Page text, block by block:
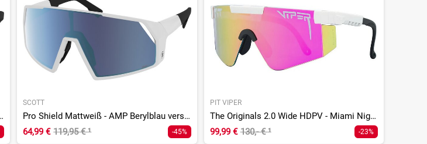
S1-3
SCOTT
Pro Shield Mattweiß - AMP Berylblau verspiegelt S3
64,99 € 119,95 €¹ -45%
PIT VIPER
The Originals 2.0 Wide HDPV - Miami Nights Rainbow
99,99 € 130,- €¹ -23%